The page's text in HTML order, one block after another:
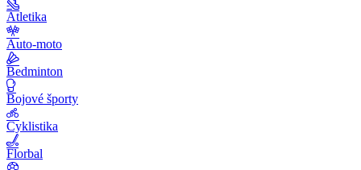
Atletika
Auto-moto
Bedminton
Bojové športy
Cyklistika
Florbal